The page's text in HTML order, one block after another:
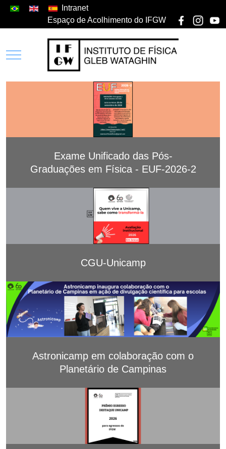
Intranet
Espaço de Acolhimento do IFGW
Exame Unificado das Pós-
Graduações em Física - EUF-2026-2
CGU-Unicamp
Astronicamp em colaboração com o
Planetário de Campinas